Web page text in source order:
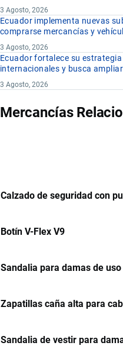
3 Agosto, 2026
Ecuador implementa nuevas
comprarse mercancías y
3 Agosto, 2026
Ecuador fortalece su
internacionales y busca
3 Agosto, 2026
Mercancías
Calzado de seguridad con
Botín V-Flex V9
Sandalia para damas de uso
Zapatillas caña alta para
Sandalia de vestir para